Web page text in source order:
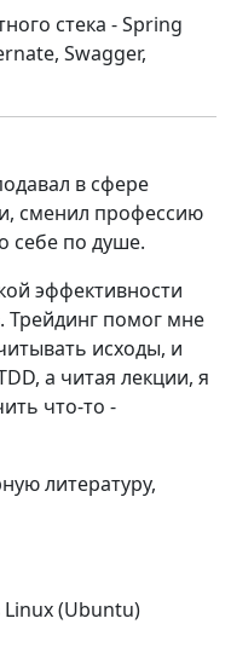
стека - Spring
Swagger,
в сфере
сменил профессию
себе по душе.
эффективности
Трейдинг помог мне
исходы, и
а читая лекции, я
что-то -
литературу,
Linux (Ubuntu)